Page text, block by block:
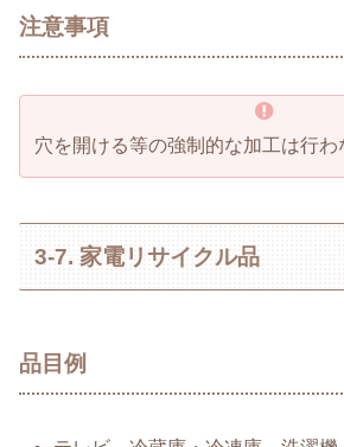
注意事項
穴を開ける等の強制的な加工は行わ
3-7. 家電リサイクル品
品目例